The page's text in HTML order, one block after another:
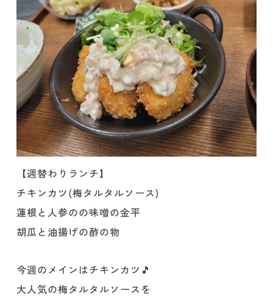
【週替わりランチ】
チキンカツ(梅タルタルソース)
蓮根と人参のの味噌の金平
胡瓜と油揚げの酢の物
今週のメインはチキンカツ🎵
大人気の梅タルタルソースを